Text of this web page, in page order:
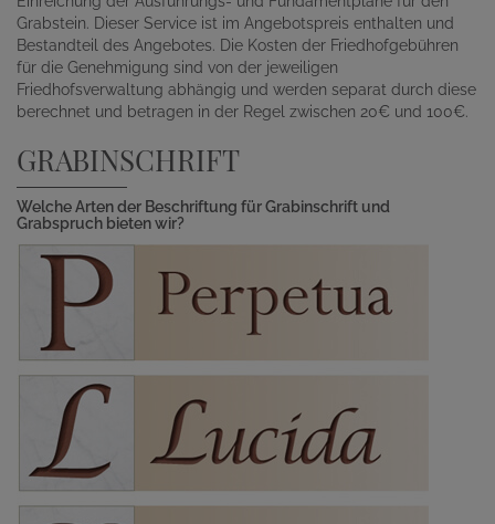
Grabstein. Dieser Service ist im Angebotspreis enthalten und
Bestandteil des Angebotes. Die Kosten der Friedhofgebühren
für die Genehmigung sind von der jeweiligen
Friedhofsverwaltung abhängig und werden separat durch diese
berechnet und betragen in der Regel zwischen 20€ und 100€.
GRABINSCHRIFT
Welche Arten der Beschriftung für Grabinschrift und
Grabspruch bieten wir?